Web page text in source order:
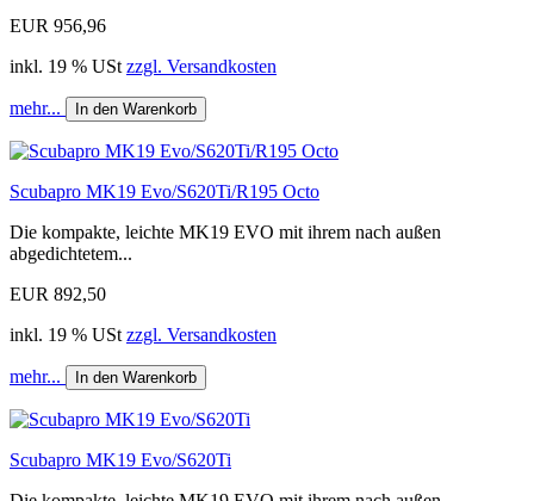
EUR 956,96
inkl. 19 % USt zzgl. Versandkosten
mehr... In den Warenkorb
Scubapro MK19 Evo/S620Ti/R195 Octo
Die kompakte, leichte MK19 EVO mit ihrem nach außen
abgedichtetem...
EUR 892,50
inkl. 19 % USt zzgl. Versandkosten
mehr... In den Warenkorb
Scubapro MK19 Evo/S620Ti